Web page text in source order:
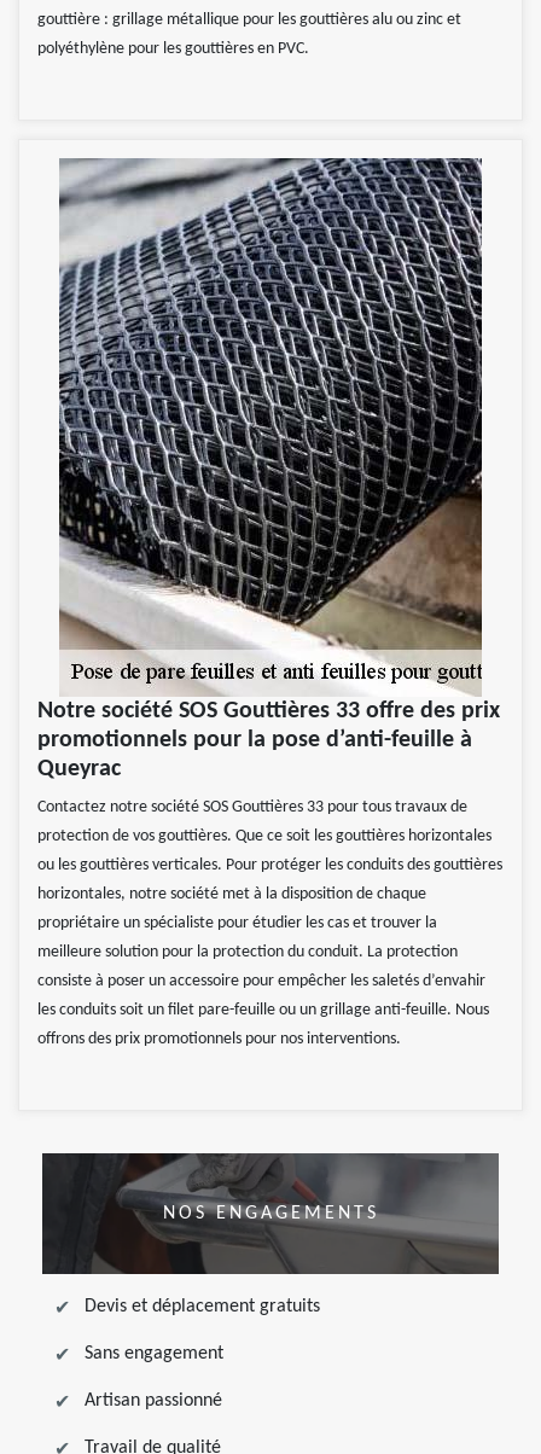
gouttière : grillage métallique pour les gouttières alu ou zinc et
polyéthylène pour les gouttières en PVC.
Notre société SOS Gouttières 33 offre des prix
promotionnels pour la pose d’anti-feuille à
Queyrac
Contactez notre société SOS Gouttières 33 pour tous travaux de
protection de vos gouttières. Que ce soit les gouttières horizontales
ou les gouttières verticales. Pour protéger les conduits des gouttières
horizontales, notre société met à la disposition de chaque
propriétaire un spécialiste pour étudier les cas et trouver la
meilleure solution pour la protection du conduit. La protection
consiste à poser un accessoire pour empêcher les saletés d’envahir
les conduits soit un filet pare-feuille ou un grillage anti-feuille. Nous
offrons des prix promotionnels pour nos interventions.
NOS ENGAGEMENTS
Devis et déplacement gratuits
Sans engagement
Artisan passionné
Travail de qualité